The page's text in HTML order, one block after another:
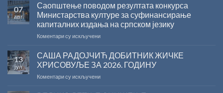
07
авг
Саопштење поводом резултата конкурса
Министарства културе за суфинансирање
капиталних издања на српском језику
Коментари су искљученина
поводом
резултата
конкурса
Министарства
13
јул
САША РАДОЈЧИЋ ДОБИТНИК ЖИЧКЕ
ХРИСОВУЉЕ ЗА 2026. ГОДИНУ
Коментари су искљученина